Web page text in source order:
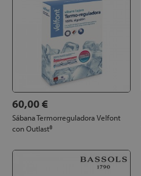
60,00 €
Sábana Termorreguladora Velfont
con Outlast®